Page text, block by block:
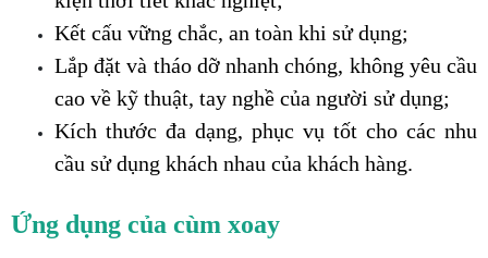
Kết cấu vững chắc, an toàn khi sử dụng;
Lắp đặt và tháo dỡ nhanh chóng, không yêu cầu
cao về kỹ thuật, tay nghề của người sử dụng;
Kích thước đa dạng, phục vụ tốt cho các nhu
cầu sử dụng khách nhau của khách hàng.
Ứng dụng của cùm xoay